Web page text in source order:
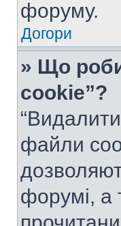
форуму.
Догори
» Що
cookie”?
файли
форумі, а